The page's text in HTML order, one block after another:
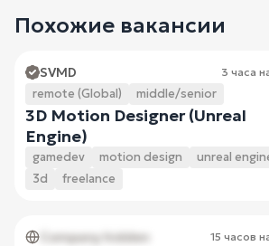
Похожие вакансии
SVMD 3 часа
remote (Global) middle/senior
3D Motion Designer (Unreal
Engine)
gamedev motion design
unreal
3d
freelance
Company hidden 15 часов